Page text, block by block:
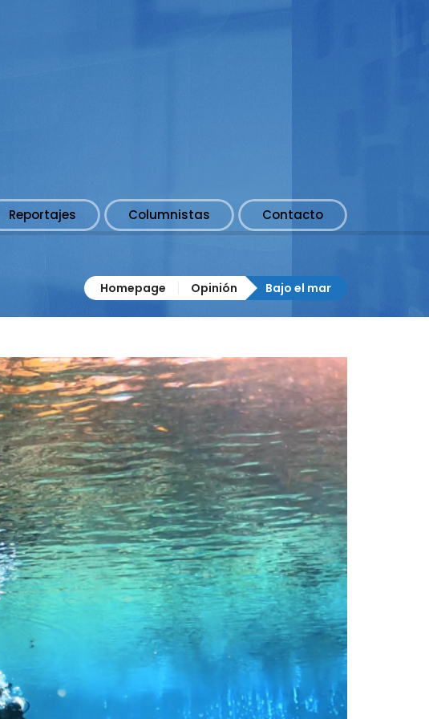
Reportajes Columnistas Contacto
Homepage Opinión Bajo el mar